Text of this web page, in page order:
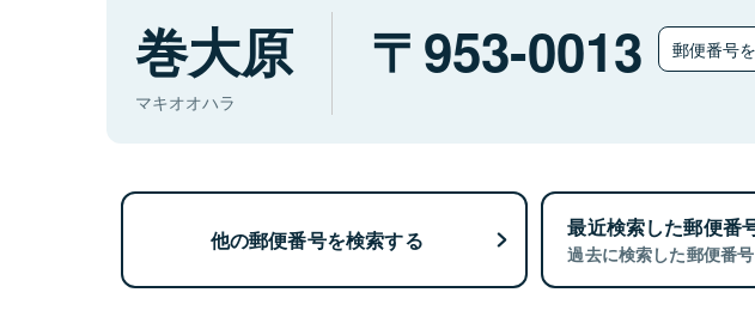
巻大原
マキオオハラ
953-0013 郵便番号
他の郵便番号を検索する 最近検索した郵便番
過去に検索した郵便番